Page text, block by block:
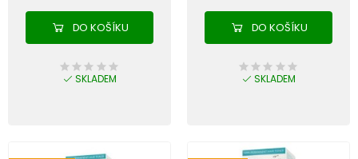
DO KOŠÍKU
SKLADEM
DO KOŠÍKU
SKLADEM